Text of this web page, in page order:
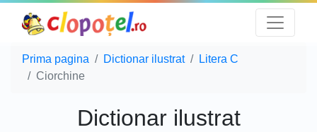
Prima pagina Dictionar ilustrat
Litera C
Ciorchine
Dictionar ilustrat